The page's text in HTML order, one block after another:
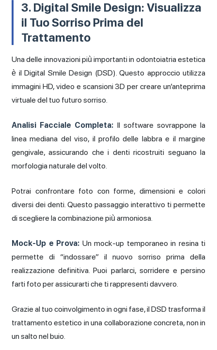
3. Digital Smile Design: Visualizza
il Tuo Sorriso Prima del
Trattamento
Una delle innovazioni più importanti in odontoiatria estetica
è il Digital Smile Design (DSD). Questo approccio utilizza
immagini HD, video e scansioni 3D per creare un’anteprima
virtuale del tuo futuro sorriso.
Analisi Facciale Completa: Il software sovrappone la
linea mediana del viso, il profilo delle labbra e il margine
gengivale, assicurando che i denti ricostruiti seguano la
morfologia naturale del volto.
Potrai confrontare foto con forme, dimensioni e colori
diversi dei denti. Questo passaggio interattivo ti permette
di scegliere la combinazione più armoniosa.
Mock-Up e Prova: Un mock-up temporaneo in resina ti
permette di “indossare” il nuovo sorriso prima della
realizzazione definitiva. Puoi parlarci, sorridere e persino
farti foto per assicurarti che ti rappresenti davvero.
Grazie al tuo coinvolgimento in ogni fase, il DSD trasforma il
trattamento estetico in una collaborazione concreta, non in
un salto nel buio.